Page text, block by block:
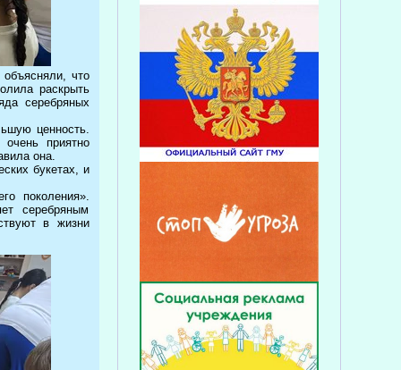
что
раскрыть
серебряных
ценность.
приятно
она.
букетах, и
поколения».
серебряным
в жизни